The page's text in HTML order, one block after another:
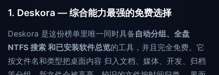
1. Deskora — 综合能力最强的免费选择
Deskora 是这份榜单里唯一同时具备自动分组、全盘
NTFS 搜索 和已安装软件总览的工具，并且完全免费。它
按文件名和类型把桌面内容 归入文档、媒体、开发、归档